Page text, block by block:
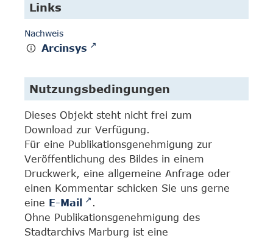
Links
Nachweis
Arcinsys
Nutzungsbedingungen
Dieses Objekt steht nicht frei zum
Download zur Verfügung.
Für eine Publikationsgenehmigung zur
Veröffentlichung des Bildes in einem
Druckwerk, eine allgemeine Anfrage oder
einen Kommentar schicken Sie uns gerne
eine E-Mail
.
Ohne Publikationsgenehmigung des
Stadtarchivs Marburg ist eine